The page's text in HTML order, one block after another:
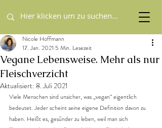
Vegane Lebensweise. Mehr als nur
Fleischverzicht
Nicole Hoffmann
17. Jan. 2021 5 Min. Lesezeit
Aktualisiert: 8. Juli 2021
Viele Menschen sind unsicher, was „vegan“ eigentlich
bedeutet. Jeder scheint seine eigene Definition davon zu
haben. Heißt es, gesünder zu leben, weil man sich